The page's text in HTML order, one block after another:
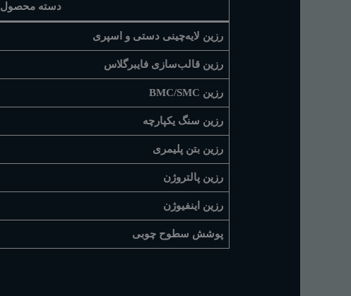
دسته محصول
رزین لایه‌چینی دستی و اسپری
رزین قالب‌سازی فایبرگلاس
رزین BMC/SMC
رزین سنگ یکپارچه
رزین بتن پلیمری
رزین پالتروژن
رزین اینفیوژن
پوشش سطوح چوبی